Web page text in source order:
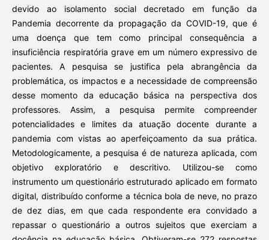
devido ao isolamento social decretado em função da
Pandemia decorrente da propagação da COVID-19, que é
uma doença que tem como principal consequência a
insuficiência respiratória grave em um número expressivo de
pacientes. A pesquisa se justifica pela abrangência da
problemática, os impactos e a necessidade de compreensão
desse momento da educação básica na perspectiva dos
professores. Assim, a pesquisa permite compreender
potencialidades e limites da atuação docente durante a
pandemia com vistas ao aperfeiçoamento da sua prática.
Metodologicamente, a pesquisa é de natureza aplicada, com
objetivo exploratório e descritivo. Utilizou-se como
instrumento um questionário estruturado aplicado em formato
digital, distribuído conforme a técnica bola de neve, no prazo
de dez dias, em que cada respondente era convidado a
repassar o questionário a outros sujeitos que exerciam a